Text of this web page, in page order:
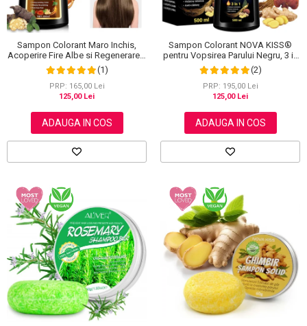
Sampon Colorant Maro Inchis,
Acoperire Fire Albe si Regenerare 3
in 1, #5 Dark Coffee, 500 ml
(1)
PRP: 165,00 Lei
125,00 Lei
ADAUGA IN COS
Sampon Colorant NOVA KISS®
pentru Vopsirea Parului Negru, 3 in
1, Acoperire Fire Albe, 500 ml
(2)
PRP: 195,00 Lei
125,00 Lei
ADAUGA IN COS